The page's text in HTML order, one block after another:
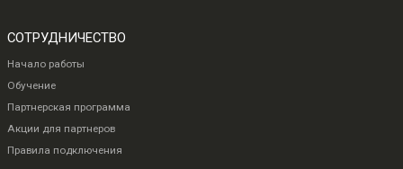
СОТРУДНИЧЕСТВО
Начало работы
Обучение
Партнерская программа
Акции для партнеров
Правила подключения